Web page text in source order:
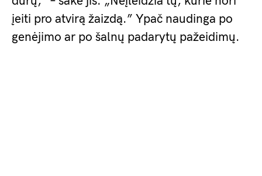
įeiti pro atvirą žaizdą.” Ypač naudinga po
genėjimo ar po šalnų padarytų pažeidimų.